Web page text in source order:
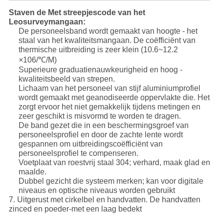
Staven de Met streepjescode van het
Leosurveymangaan:
De personeelsband wordt gemaakt van hoogte - het
staal van het kwaliteitsmangaan. De coëfficiënt van
thermische uitbreiding is zeer klein (10.6~12.2
×106/℃/M)
Superieure graduatienauwkeurigheid en hoog -
kwaliteitsbeeld van strepen.
Lichaam van het personeel van stijf aluminiumprofiel
wordt gemaakt met geanodiseerde oppervlakte die. Het
zorgt ervoor het niet gemakkelijk tijdens metingen en
zeer geschikt is misvormd te worden te dragen.
De band gezet die in een beschermingsgroef van
personeelsprofiel en door de zachte lente wordt
gespannen om uitbreidingscoëfficiënt van
personeelsprofiel te compenseren.
Voetplaat van roestvrij staal 304; verhard, maak glad en
maalde.
Dubbel gezicht die systeem merken; kan voor digitale
niveaus en optische niveaus worden gebruikt
7. Uitgerust met cirkelbel en handvatten. De handvatten
zinced en poeder-met een laag bedekt